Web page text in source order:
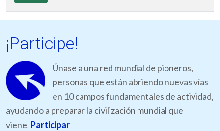
¡Participe!
Únase a una red mundial de pioneros,
personas que están abriendo nuevas vías
en 10 campos fundamentales de actividad,
ayudando a preparar la civilización mundial que
viene. Participar